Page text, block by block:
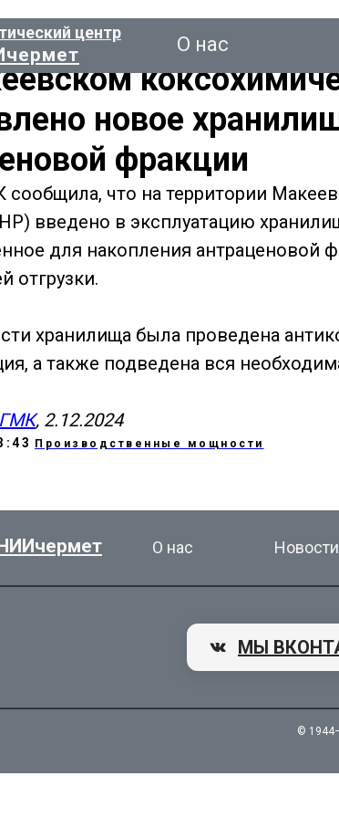
центр
О нас
Консалтинг
новое
фракции
что на территории
введено в эксплуатацию
для накопления антраценовой
отгрузки.
хранилища была проведена
а также подведена вся
, 2.12.2024
Производственные мощности
МЫ
О нас
©
Новости